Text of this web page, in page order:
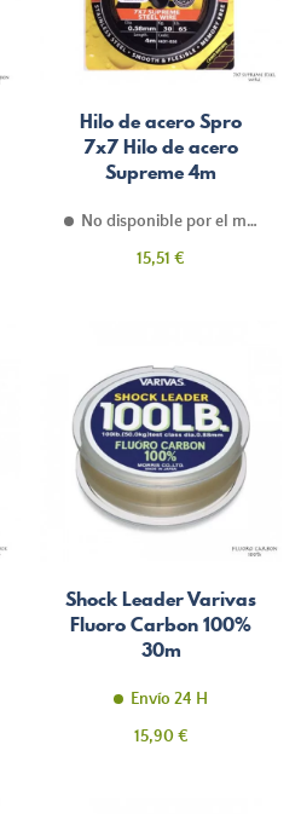
Hilo de acero Spro
7x7 Hilo de acero
Supreme 4m
No disponible por el momento
Precio
15,51 €
Shock Leader Varivas
Fluoro Carbon 100%
30m
Envío 24 H
Precio
15,90 €